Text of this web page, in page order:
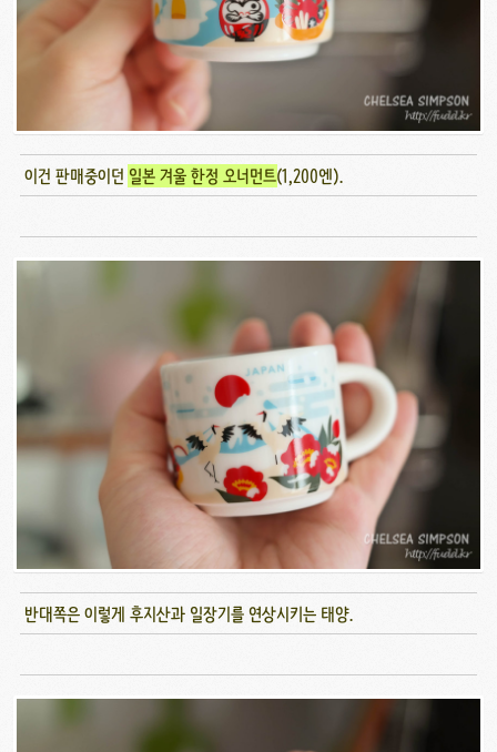
이건 판매중이던 일본 겨울 한정 오너먼트(1,200엔).
반대쪽은 이렇게 후지산과 일장기를 연상시키는 태양.